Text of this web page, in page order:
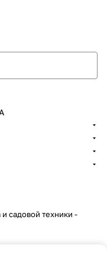
садовой техники -